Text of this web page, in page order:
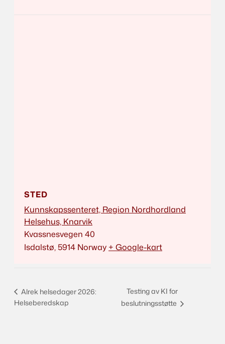
STED
Kunnskapssenteret, Region Nordhordland
Helsehus, Knarvik
Kvassnesvegen 40
Isdalstø, 5914 Norway + Google-kart
Alrek helsedager 2026:
Helseberedskap
Testing av KI for
beslutningsstøtte